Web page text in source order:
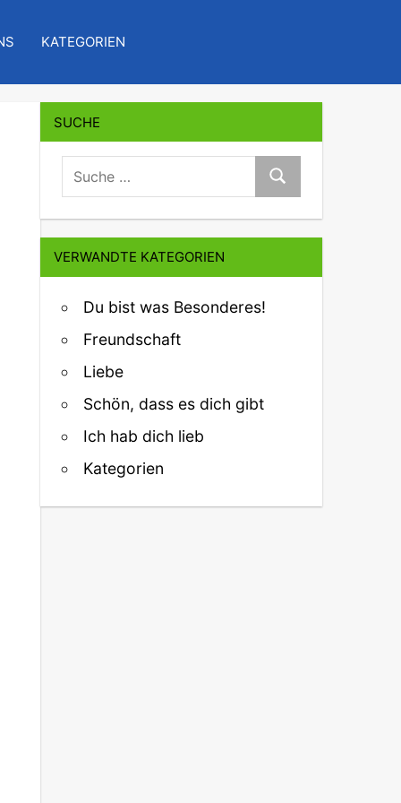
KATEGORIEN
SUCHE
suche:
Suche
VERWANDTE KATEGORIEN
Du bist was Besonderes!
Freundschaft
Liebe
Schön, dass es dich gibt
Ich hab dich lieb
Kategorien